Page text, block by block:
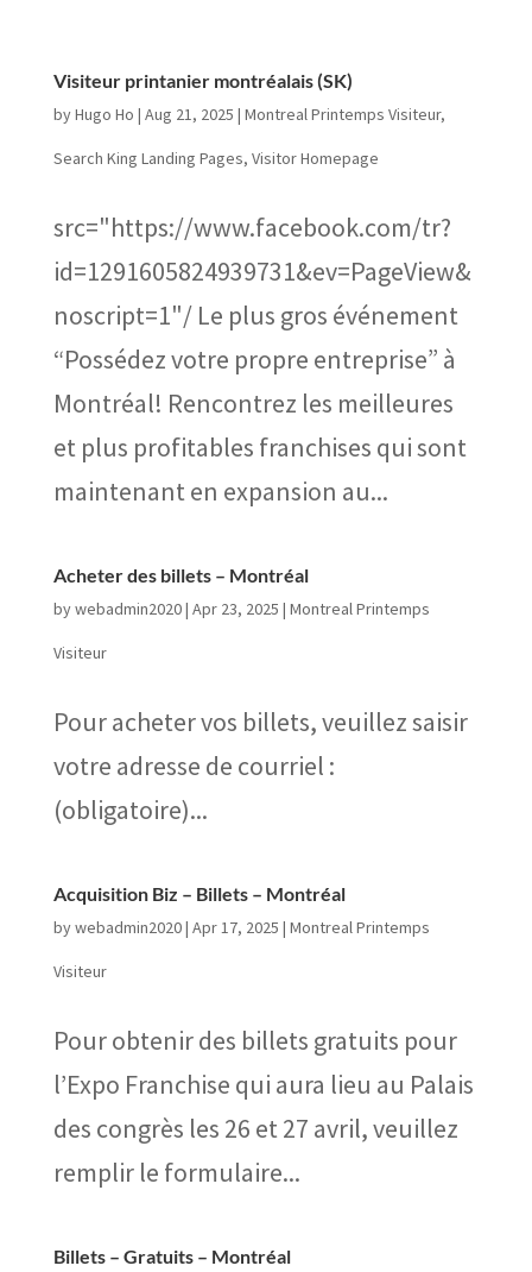
Visiteur printanier montréalais (SK)
byHugo Ho | Aug 21, 2025 | Montreal Printemps Visiteur,
Search King Landing Pages, Visitor Homepage
src="https://www.facebook.com/tr?
id=1291605824939731&ev=PageView&
noscript=1"/ Le plus gros événement
“Possédez votre propre entreprise” à
Montréal! Rencontrez les meilleures
et plus profitables franchises qui sont
maintenant en expansion au...
Acheter des billets – Montréal
bywebadmin2020| Apr 23, 2025 | Montreal Printemps
Visiteur
Pour acheter vos billets, veuillez saisir
votre adresse de courriel :
(obligatoire)...
Acquisition Biz – Billets – Montréal
bywebadmin2020| Apr 17, 2025 | Montreal Printemps
Visiteur
Pour obtenir des billets gratuits pour
l’Expo Franchise qui aura lieu au Palais
des congrès les 26 et 27 avril, veuillez
remplir le formulaire...
Billets – Gratuits – Montréal